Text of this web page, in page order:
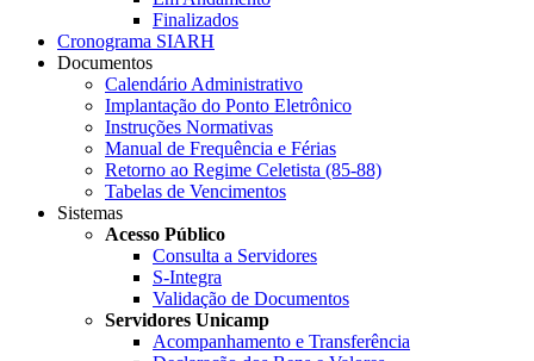
Finalizados
Cronograma SIARH
Documentos
Calendário Administrativo
Implantação do Ponto Eletrônico
Instruções Normativas
Manual de Frequência e Férias
Retorno ao Regime Celetista (85-88)
Tabelas de Vencimentos
Sistemas
Acesso Público
Consulta a Servidores
S-Integra
Validação de Documentos
Servidores Unicamp
Acompanhamento e Transferência